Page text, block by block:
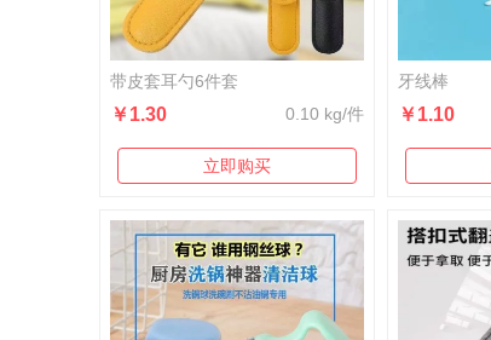
带皮套耳勺6件套
￥1.30 0.10 kg/件
立即购买
牙线棒
￥1.10